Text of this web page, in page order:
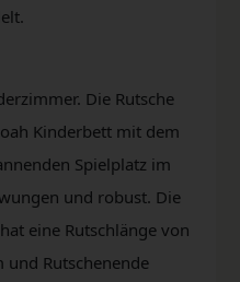
Die Rutsche
Kinderbett mit dem
Spielplatz im
und robust. Die
eine Rutschlänge von
und Rutschenende